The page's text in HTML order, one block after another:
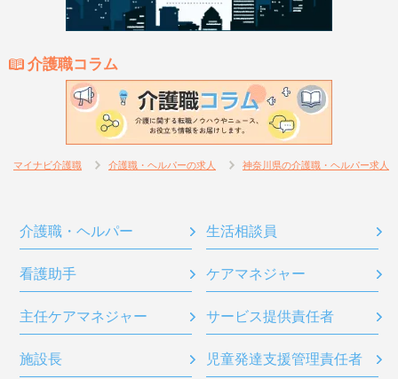
介護職コラム
マイナビ介護職 介護職・ヘルパーの求人 神奈川県の介護職・ヘルパー求人
介護職・ヘルパー 生活相談員
看護助手 ケアマネジャー
主任ケアマネジャー サービス提供責任者
施設長 児童発達支援管理責任者